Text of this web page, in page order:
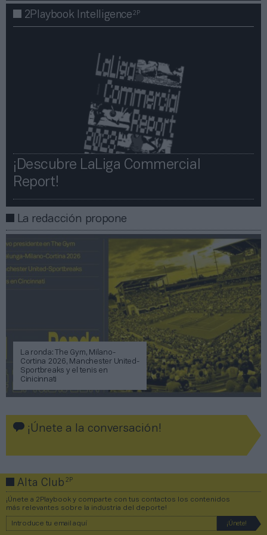
2Playbook Intelligence2P
¡Descubre LaLiga Commercial
Report!​​
La redacción propone
La ronda: The Gym, Milano-
Cortina 2026, Manchester United-
Sportbreaks y el tenis en
Cinicinnati
¡Únete a la conversación!
Alta Club2P
¡Únete a 2Playbook y comparte con tus contactos los contenidos
más relevantes sobre la industria del deporte!